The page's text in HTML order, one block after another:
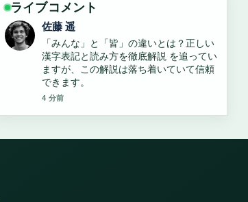
ライブコメント
佐藤 遥
「みんな」と「皆」の違いとは？正しい
漢字表記と読み方を徹底解説 を追ってい
ますが、この解説は落ち着いていて信頼
できます。
4 分前